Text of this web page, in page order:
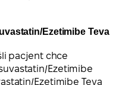
Ezetimibe Teva
pacjent chce
Ezetimibe
Ezetimibe Teva